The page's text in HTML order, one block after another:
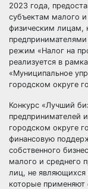
2023 года,
субъектам малого
физическим лицам,
режим «Налог на
реализуется в
«Муниципальное
городском округе
Конкурс «Лучший
предпринимателей
городском округе
финансовую
собственного
малого и среднего
лиц, не
которые